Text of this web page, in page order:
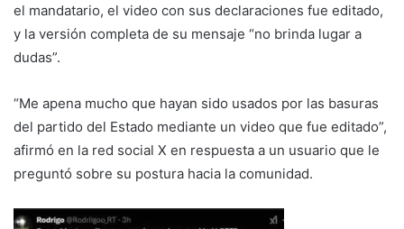
el mandatario, el video con sus declaraciones fue editado,
y la versión completa de su mensaje “no brinda lugar a
dudas”.
“Me apena mucho que hayan sido usados por las basuras
del partido del Estado mediante un video que fue editado”,
afirmó en la red social X en respuesta a un usuario que le
preguntó sobre su postura hacia la comunidad.